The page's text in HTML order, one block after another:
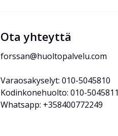
Ota yhteyttä
forssan@huoltopalvelu.com
Varaosakyselyt: 010-5045810
Kodinkonehuolto: 010-5045811
Whatsapp: +358400772249